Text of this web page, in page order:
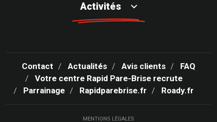
Activités
Contact Actualités Avis clients
FAQ
Votre centre Rapid Pare-Brise recrute
Parrainage
Rapidparebrise.fr Roady.fr
MENTIONS LÉGALES